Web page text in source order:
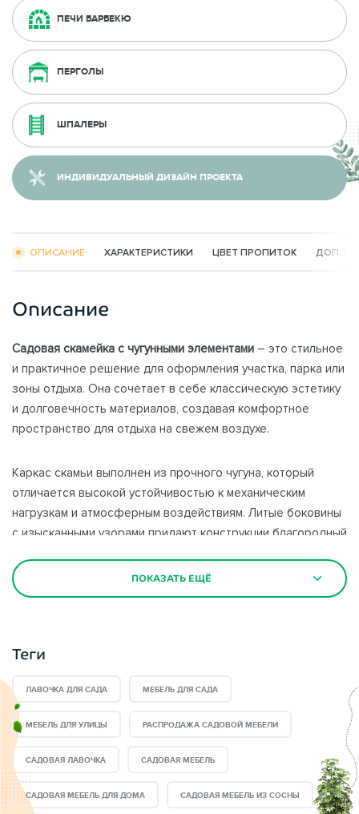
ПЕЧИ БАРБЕКЮ
ПЕРГОЛЫ
ШПАЛЕРЫ
ИНДИВИДУАЛЬНЫЙ ДИЗАЙН ПРОЕКТА
ОПИСАНИЕ ХАРАКТЕРИСТИКИ ЦВЕТ ПРОПИТОК ДОП.
Описание
Садовая скамейка с чугунными элементами – это стильное
и практичное решение для оформления участка, парка или
зоны отдыха. Она сочетает в себе классическую эстетику
и долговечность материалов, создавая комфортное
пространство для отдыха на свежем воздухе.
Каркас скамьи выполнен из прочного чугуна, который
отличается высокой устойчивостью к механическим
нагрузкам и атмосферным воздействиям. Литые боковины
с изысканными узорами придают конструкции благородный
спинка изготовлены из натурального дерева,
обработанного защитными составами, что обеспечивает
Скамейка идеально впишется в ландшафтный дизайн сада,
разместить вдоль дорожек, у цветников или возле
водоемов, создавая уютный уголок для расслабления.
Удобные подлокотники и эргономичная спинка
обеспечивают комфорт даже при длительном сидении.
Такое изделие станет не просто функциональным
ПОКАЗАТЬ ЕЩЁ
Теги
ЛАВОЧКА ДЛЯ САДА МЕБЕЛЬ ДЛЯ САДА
МЕБЕЛЬ ДЛЯ УЛИЦЫ РАСПРОДАЖА САДОВОЙ МЕБЕЛИ
САДОВАЯ ЛАВОЧКА САДОВАЯ МЕБЕЛЬ
САДОВАЯ МЕБЕЛЬ ДЛЯ ДОМА САДОВАЯ МЕБЕЛЬ ИЗ СОСНЫ